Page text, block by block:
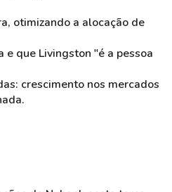
otimizando a alocação de
e que Livingston "é a pessoa
crescimento nos mercados